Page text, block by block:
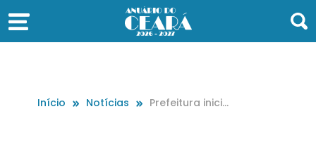
Início Notícias
Prefeitura inicia